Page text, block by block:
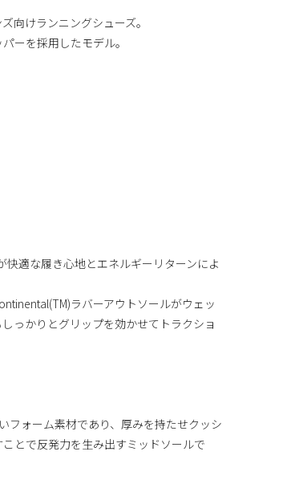
向けランニングシューズ。
ーを採用したモデル。
適な履き心地とエネルギーリターンによ
ラバーアウトソールがウェッ
っかりとグリップを効かせてトラクショ
フォーム素材であり、厚みを持たせクッシ
とで反発力を生み出すミッドソールで